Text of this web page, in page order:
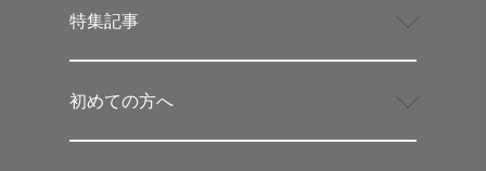
特集記事
初めての方へ